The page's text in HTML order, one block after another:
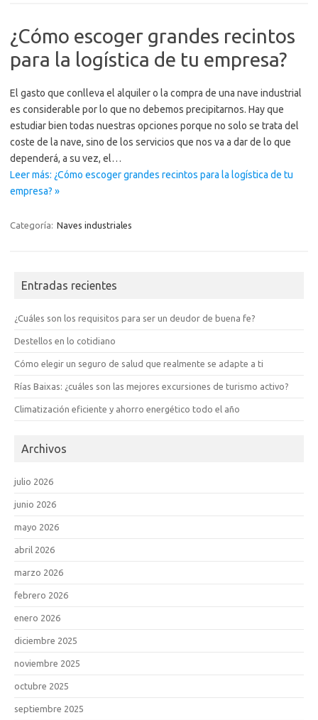
¿Cómo escoger grandes recintos
para la logística de tu empresa?
El gasto que conlleva el alquiler o la compra de una nave industrial
es considerable por lo que no debemos precipitarnos. Hay que
estudiar bien todas nuestras opciones porque no solo se trata del
coste de la nave, sino de los servicios que nos va a dar de lo que
dependerá, a su vez, el…
Leer más: ¿Cómo escoger grandes recintos para la logística de tu
empresa? »
Categoría: Naves industriales
Entradas recientes
¿Cuáles son los requisitos para ser un deudor de buena fe?
Destellos en lo cotidiano
Cómo elegir un seguro de salud que realmente se adapte a ti
Rías Baixas: ¿cuáles son las mejores excursiones de turismo activo?
Climatización eficiente y ahorro energético todo el año
Archivos
julio 2026
junio 2026
mayo 2026
abril 2026
marzo 2026
febrero 2026
enero 2026
diciembre 2025
noviembre 2025
octubre 2025
septiembre 2025